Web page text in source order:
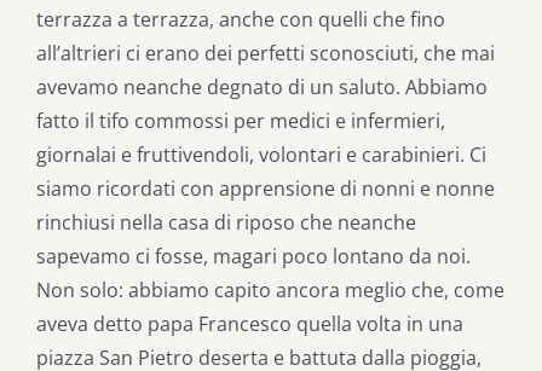
terrazza a terrazza, anche con quelli che fino
all’altrieri ci erano dei perfetti sconosciuti, che mai
avevamo neanche degnato di un saluto. Abbiamo
fatto il tifo commossi per medici e infermieri,
giornalai e fruttivendoli, volontari e carabinieri. Ci
siamo ricordati con apprensione di nonni e nonne
rinchiusi nella casa di riposo che neanche
sapevamo ci fosse, magari poco lontano da noi.
Non solo: abbiamo capito ancora meglio che, come
aveva detto papa Francesco quella volta in una
piazza San Pietro deserta e battuta dalla pioggia,